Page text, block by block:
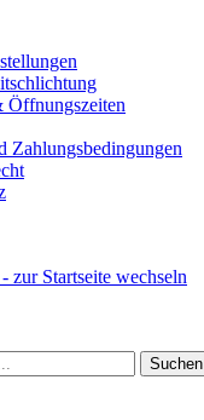
Öffnungszeiten
Zahlungsbedingungen
Suchen